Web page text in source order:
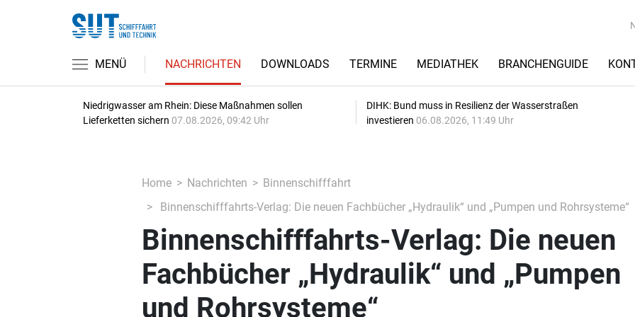
MENÜ NACHRICHTEN DOWNLOADS TERMINE MEDIATHEK BRANCHENGUIDE
Niedrigwasser am Rhein: Diese Maßnahmen sollen
Lieferketten sichern 07.08.2026, 09:42 Uhr
DIHK: Bund muss in Resilienz der Wasserstraßen
investieren 06.08.2026, 11:49 Uhr
Home Nachrichten
Binnenschifffahrt
Binnenschifffahrts-Verlag: Die neuen Fachbücher „Hydraulik“ und „Pumpen und Rohrsysteme“
Binnenschifffahrts-Verlag: Die neuen
Fachbücher „Hydraulik“ und „Pumpen
und Rohrsysteme“